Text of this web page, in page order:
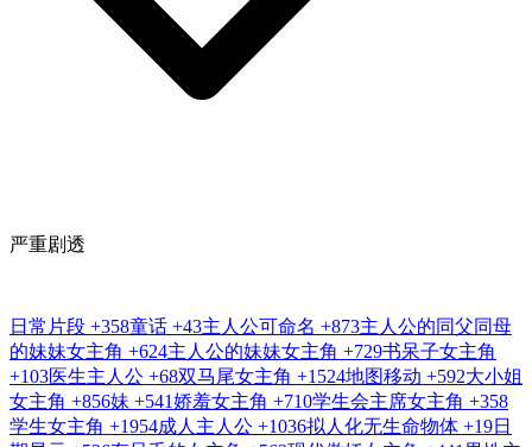
严重剧透
日常片段 +358童话 +43主人公可命名 +873主人公的同父同母
的妹妹女主角 +624主人公的妹妹女主角 +729书呆子女主角
+103医生主人公 +68双马尾女主角 +1524地图移动 +592大小姐
女主角 +856妹 +541娇羞女主角 +710学生会主席女主角 +358
学生女主角 +1954成人主人公 +1036拟人化无生命物体 +19日